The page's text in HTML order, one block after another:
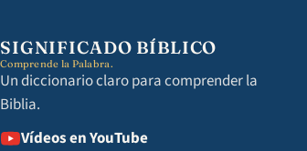
SIGNIFICADO BÍBLICO
Comprende la Palabra.
Un diccionario claro para comprender la
Biblia.
Vídeos en YouTube